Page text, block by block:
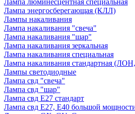
Лампа люминесцентная специальная
Лампа энергосберегающая (КЛЛ)
Лампы накаливания
Лампа накаливания "свеча"
Лампа накаливания "шар"
Лампа накаливания зеркальная
Лампа накаливания специальная
Лампа накаливания стандартная
Лампы светодиодные
Лампа свд "свеча"
Лампа свд "шар"
Лампа свд E27 стандарт
Лампа свд E27, Е40 большой